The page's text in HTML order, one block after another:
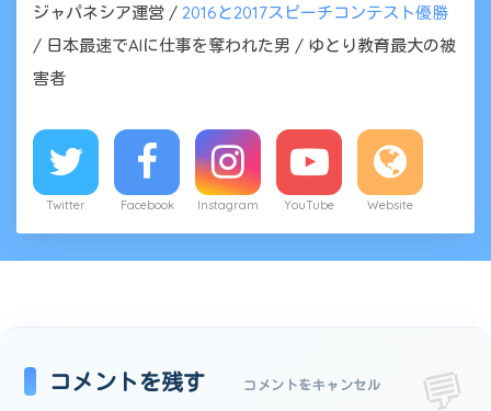
ジャパネシア運営 / 2016と2017スピーチコンテスト優勝
/ 日本最速でAIに仕事を奪われた男 / ゆとり教育最大の被
害者
Twitter Facebook Instagram YouTube Website
コメントを残す コメントをキャンセル